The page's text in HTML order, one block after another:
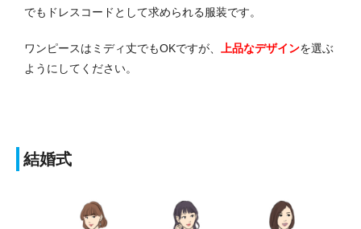
でもドレスコードとして求められる服装です。
ワンピースはミディ丈でもOKですが、 上品なデザインを選ぶ
ようにしてください。
結婚式